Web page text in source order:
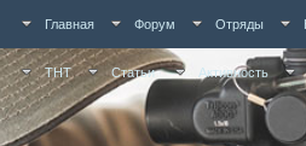
Главная Форум Отряды
ТНТ Статьи Активность